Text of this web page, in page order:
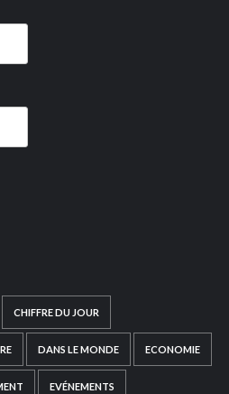
CHIFFRE DU JOUR
DANS LE MONDE ECONOMIE
EVÉNEMENTS